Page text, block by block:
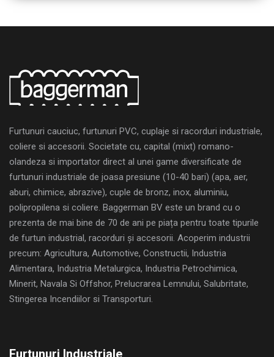
Furtunuri cauciuc, furtunuri PVC, cuplaje si racorduri industriale,
coliere si accesorii. Societate cu, capital (mixt) romano-
olandeza si importator direct al unei game diversificate de
furtunuri industriale de joasa presiune (10-40 bari) (apa, aer,
aburi, chimice, abrazive), cuple de bronz, inox, aluminiu,
polipropilena si coliere. Baggerman BV este un brand cu o
prezenta de mai bine de 70 de ani pe piața pentru toate tipurile
de furtun industrial, racorduri și accesorii. Acoperim industrii
precum: Agricultura, Automotive, Constructii, Industria
Alimentara, Industria Metalurgica, Industria Petrochimica,
Minerit, Navala Si Offshor, Prelucrarea Lemnului, Salubritate,
Stingerea Incendiilor si Transporturi.
Furtunuri Industriale